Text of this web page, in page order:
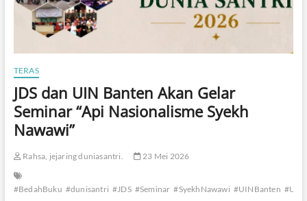
B
i
c
p
i
N
a
i
a
TERAS
JDS dan UIN Banten Akan Gelar
Seminar “Api Nasionalisme Syekh
Nawawi”
Rahsa, jejaring duniasantri. 23 Mei 2026
#BedahBuku #dunisantri #JDS #Seminar #SyekhNawawi #UINBanten